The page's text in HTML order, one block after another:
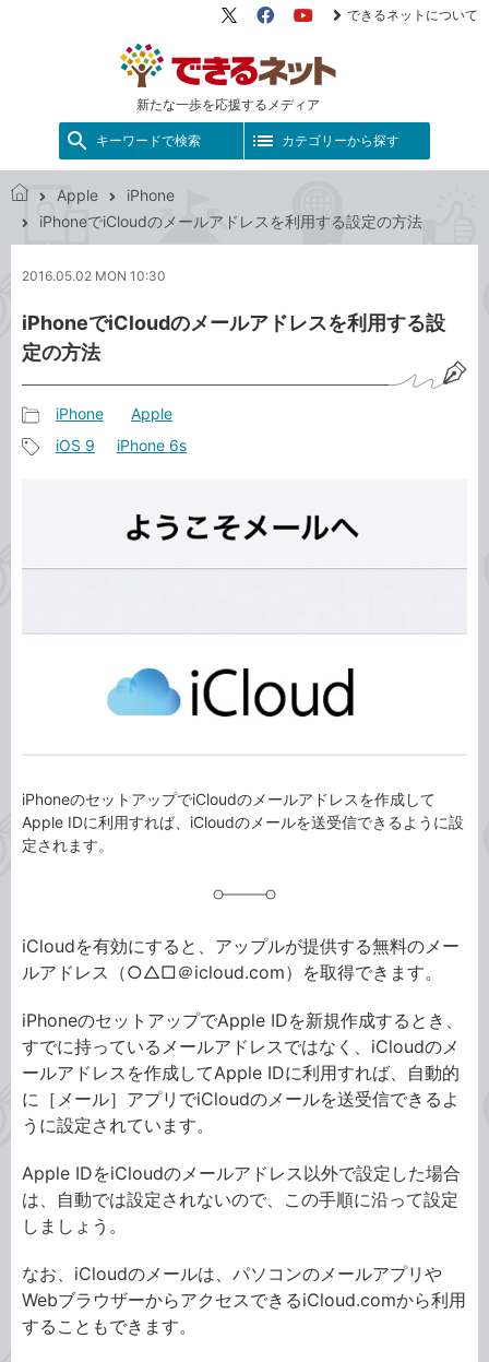
新たな一歩を応援するメディア
X（旧
FacebookYouTube
できるネットについて
キーワードで検索 カテゴリーから探す
で
ネ
ト
Apple
iPhone
iPhoneでiCloudのメールアドレスを利用する設定の方法
2016.05.02 MON 10:30
iPhoneでiCloudのメールアドレスを利用する設
定の方法
事
リ
iPhone Apple
iOS 9 iPhone 6s
iPhoneのセットアップでiCloudのメールアドレスを作成して
Apple IDに利用すれば、iCloudのメールを送受信できるように設
定されます。
iCloudを有効にすると、アップルが提供する無料のメー
ルアドレス（○△□＠icloud.com）を取得できます。
iPhoneのセットアップでApple IDを新規作成するとき、
すでに持っているメールアドレスではなく、iCloudのメ
ールアドレスを作成してApple IDに利用すれば、自動的
に［メール］アプリでiCloudのメールを送受信できるよ
うに設定されています。
Apple IDをiCloudのメールアドレス以外で設定した場合
は、自動では設定されないので、この手順に沿って設定
しましょう。
なお、iCloudのメールは、パソコンのメールアプリや
WebブラウザーからアクセスできるiCloud.comから利用
することもできます。